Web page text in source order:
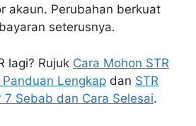
akaun. Perubahan berkuat
seterusnya.
lagi? Rujuk Cara Mohon STR
Lengkap dan STR
Sebab dan Cara Selesai.